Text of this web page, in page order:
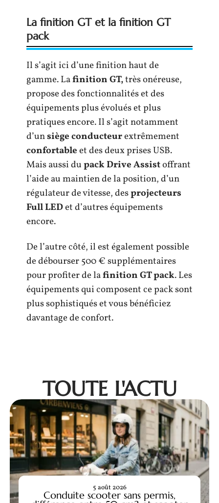
La finition GT et la finition GT
pack
Il s’agit ici d’une finition haut de
gamme. Lafinition GT,très onéreuse,
propose des fonctionnalités et des
équipements plus évolués et plus
pratiques encore. Il s’agit notamment
d’unsiège conducteurextrêmement
confortableet des deux prises USB.
Mais aussi dupack Drive Assistoffrant
l’aide au maintien de la position, d’un
régulateur de vitesse, desprojecteurs
Full LEDet d’autres équipements
encore.
De l’autre côté, il est également possible
de débourser 500 € supplémentaires
pour profiter de lafinition GT pack. Les
équipements qui composent ce pack sont
plus sophistiqués et vous bénéficiez
davantage de confort.
TOUTE L'ACTU
Conduite scooter sans permis,
5 août 2026